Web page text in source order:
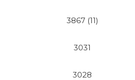
3867 (11)
3031
3028